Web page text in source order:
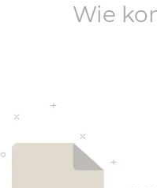
Wie